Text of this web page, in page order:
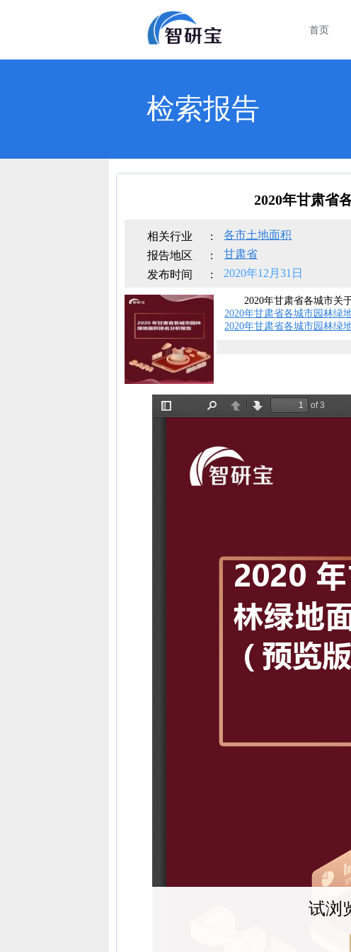
首页
检索报告
2020年甘肃省
相关行业 :
各市土地面积
报告地区
:
甘肃省
发布时间
: 2020年12月31日
2020年甘肃省各城市关
2020年甘肃省各城市园林绿
2020年甘肃省各城市园林绿
试浏